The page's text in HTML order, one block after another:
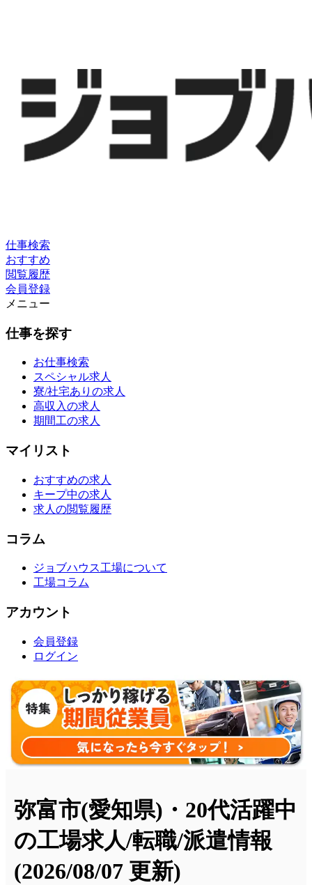
仕事検索
おすすめ
閲覧履歴
会員登録
メニュー
仕事を探す
お仕事検索
スペシャル求人
寮/社宅ありの求人
高収入の求人
期間工の求人
マイリスト
おすすめの求人
キープ中の求人
求人の閲覧履歴
コラム
ジョブハウス工場について
工場コラム
アカウント
会員登録
ログイン
弥富市(愛知県)・20代活躍中
の工場求人/転職/派遣情報
(2026/08/07 更新)